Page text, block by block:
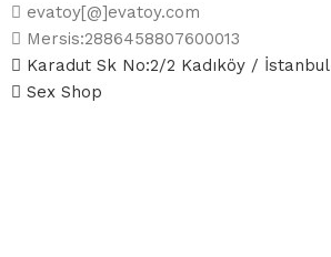
evatoy[@]evatoy.com
Mersis:2886458807600013
Karadut Sk No:2/2 Kadıköy / İstanbul
Sex Shop